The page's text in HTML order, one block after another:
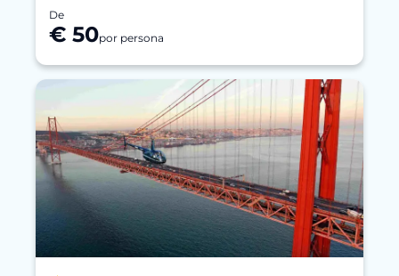
De
€ 50por persona